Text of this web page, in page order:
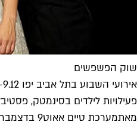
שוק הפשפשים
אירועי השבוע בתל אביב יפו 3-9.12
פעילויות לילדים בסינמטק,
מאתמערכת טיים אאוט9 בדצמבר 2015